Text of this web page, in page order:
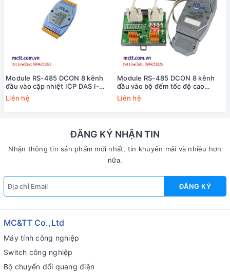
Module RS-485 DCON 8 kênh
đầu vào cặp nhiệt ICP DAS I-
7018BL CR
Liên hệ
Module RS-485 DCON 8 kênh
đầu vào bộ đếm tốc độ cao
HSC+8 kênh đầu ra PWM ICP
DAS I-7088D-G/S CR
Liên hệ
ĐĂNG KÝ NHẬN TIN
Nhận thông tin sản phẩm mới nhất, tin khuyến mãi và nhiều hơn
nữa.
ĐĂNG KÝ
MC&TT Co.,Ltd
Máy tính công nghiệp
Switch công nghiệp
Bộ chuyển đổi quang điện